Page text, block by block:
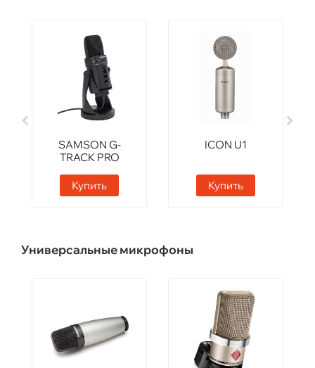
SAMSON G-
TRACK PRO
Купить
ICON U1
Купить
Универсальные микрофоны